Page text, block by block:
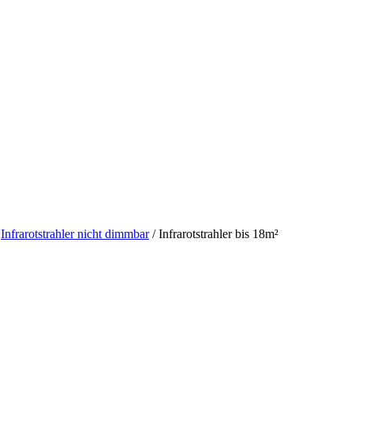
Infrarotstrahler nicht dimmbar/Infrarotstrahler bis 18m²